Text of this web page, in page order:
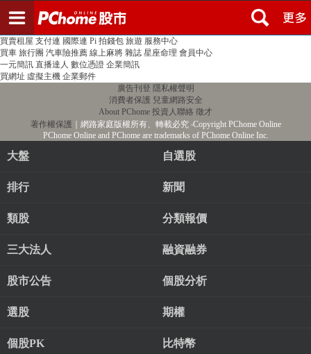
PChome首頁 線上購物 24h購物 書店
買賣租屋 支付連 國際連 Pi 拍錢包 旅遊 服務中心
買車 旅行團 汽車險推薦 線上麻將 雜誌 星座命理 會員中心
一元簡訊 直播達人 數位憑證 企業簡訊
買網址 虛擬主機 企業郵件
廣告刊登 隱私權聲明
消費者保護 兒童網路安全
About PChome 投資人聯絡 徵才
著作權保護 ｜網路家庭版權所有、轉載必究‧Copyright PChome Online
PChome Online and PChome are trademarks of PChome Online Inc.
大盤 自選股
排行 新聞
類股 分類報價
三大法人 融資融券
股市公告 個股分析
選股 期權
個股PK 比特幣